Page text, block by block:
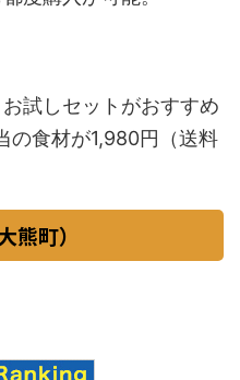
試しセットがおすすめ
食材が1,980円（送料
熊町）